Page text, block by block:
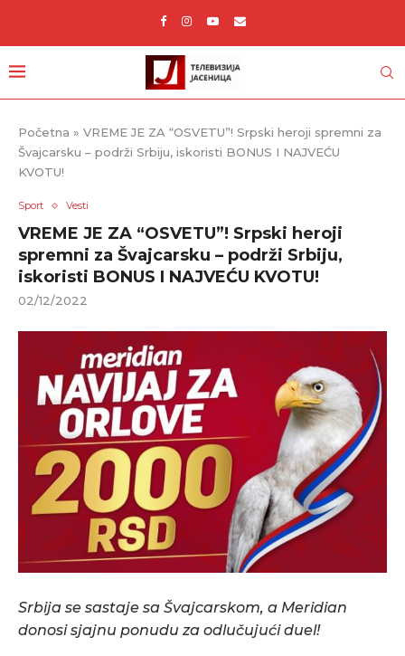
Početna » VREME JE ZA “OSVETU”! Srpski heroji spremni za
Švajcarsku – podrži Srbiju, iskoristi BONUS I NAJVEĆU
KVOTU!
Sport Vesti
VREME JE ZA “OSVETU”! Srpski heroji
spremni za Švajcarsku – podrži Srbiju,
iskoristi BONUS I NAJVEĆU KVOTU!
02/12/2022
Srbija se sastaje sa Švajcarskom, a Meridian
donosi sjajnu ponudu za odlučujući duel!